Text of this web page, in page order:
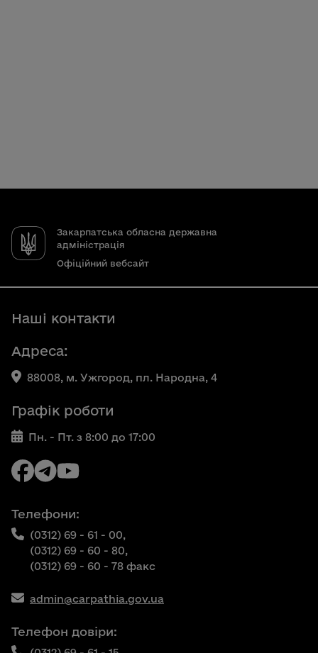
Закарпатська обласна державна
адміністрація
Офіційний вебсайт
Наші контакти
Адреса:
88008, м. Ужгород, пл. Народна, 4
Графік роботи
Пн. - Пт. з 8:00 до 17:00
Телефони:
(0312) 69 - 61 - 00,
(0312) 69 - 60 - 80,
(0312) 69 - 60 - 78 факс
admin@carpathia.gov.ua
Телефон довіри: